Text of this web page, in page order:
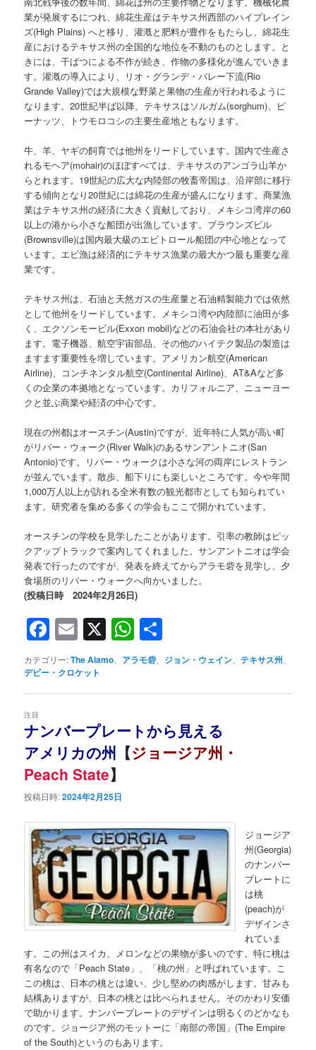
業が発展するにつれ、綿花生産はテキサス州西部のハイプレイン
ズ(High Plains) へと移り、灌漑と肥料が豊作をもたらし、綿花生
産におけるテキサス州の全国的な地位を不動のものとします。と
きには、干ばつによる不作が続き、作物の多様化が進んでいきま
す。灌漑の導入により、リオ・グランデ・バレー下流(Rio
Grande Valley)では大規模な野菜と果物の生産が行われるように
なります。20世紀半ば以降、テキサスはソルガム(sorghum)、ピ
ーナッツ、トウモロコシの主要生産地ともなります。
牛、羊、ヤギの飼育では他州をリードしています。国内で生産さ
れるモヘア(mohair)のほぼすべては、テキサスのアンゴラ山羊か
らとれます。19世紀の広大な内陸部の牧畜帝国は、沿岸部に移行
する傾向となり20世紀には綿花の生産が盛んになります。商業漁
業はテキサス州の経済に大きく貢献しており、メキシコ湾岸の60
以上の港から小さな船団が出漁しています。ブラウンズビル
(Brownsville)は国内最大級のエビトロール船団の中心地となって
います。エビ漁は経済的にテキサス漁業の最大かつ最も重要な産
業です。
テキサス州は、石油と天然ガスの生産量と石油精製能力では依然
として他州をリードしています。メキシコ湾や内陸部に油田が多
く、エクソンモービル(Exxon mobil)などの石油会社の本社があり
ます。電子機器、航空宇宙部品、その他のハイテク製品の製造は
ますます重要性を増しています。アメリカン航空(American
Airline)、コンチネンタル航空(Continental Airline)、AT&Aなど多
くの企業の本拠地となっています。カリフォルニア、ニューヨー
クと並ぶ商業や経済の中心です。
現在の州都はオースチン(Austin)ですが、近年特に人気が高い町
がリバー・ウォーク(River Walk)のあるサンアントニオ(San
Antonio)です。リバー・ウォークは小さな河の両岸にレストラン
が並んでいます。散歩、船下りにも楽しいところです。今や年間
1,000万人以上が訪れる全米有数の観光都市としても知られてい
ます。研究者を集める多くの学会もここで開かれています。
オースチンの学校を見学したことがあります。引率の教師はピッ
クアップトラックで案内してくれました。サンアントニオは学会
発表で行ったのですが、発表を終えてからアラモ砦を見学し、夕
食場所のリバー・ウォークへ向かいました。
(投稿日時 2024年2月26日)
Facebook
Email
X WhatsApp
有
カテゴリー:The Alamo アラモ砦、 ジョン・ウェイン 、テキサス州
デビー・クロケット
ナンバープレートから見える
アメリカの州 【ジョージア州・
Peach State】
注目
投稿日時:2024年2月25日
ジョージア
州(Georgia)
のナンバー
プレートに
は桃
(peach)が
デザインさ
れていま
す。この州はスイカ、メロンなどの果物が多いのです。特に桃は
有名なので「Peach State」、「桃の州」と呼ばれています。こ
この桃は、日本の桃とは違い、少し堅めの肉感がします。甘みも
結構ありますが、日本の桃とは比べられません。そのかわり安価
で助かります。ナンバープレートのデザインは明るくのどかなも
のです。ジョージア州のモットーに「南部の帝国」(The Empire
of the South)というのもあります。